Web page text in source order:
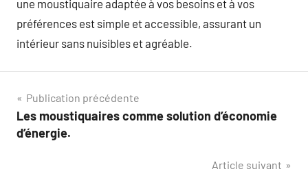
une moustiquaire adaptée à vos besoins et à vos
préférences est simple et accessible, assurant un
intérieur sans nuisibles et agréable.
Navigation
de
Publication précédente
Les moustiquaires comme solution d’économie
d’énergie.
Article suivant